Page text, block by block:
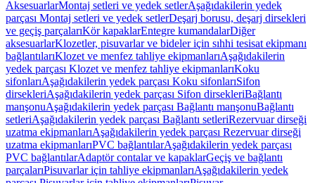
AksesuarlarMontaj setleri ve yedek setlerAşağıdakilerin yedek
parçası Montaj setleri ve yedek setlerDeşarj borusu, deşarj dirsekleri
ve geçiş parçalarıKör kapaklarEntegre kumandalarDiğer
aksesuarlarKlozetler, pisuvarlar ve bideler için sıhhi tesisat ekipmanı
bağlantılarıKlozet ve menfez tahliye ekipmanlarıAşağıdakilerin
yedek parçası Klozet ve menfez tahliye ekipmanlarıKoku
sifonlarıAşağıdakilerin yedek parçası Koku sifonlarıSifon
dirsekleriAşağıdakilerin yedek parçası Sifon dirsekleriBağlantı
manşonuAşağıdakilerin yedek parçası Bağlantı manşonuBağlantı
setleriAşağıdakilerin yedek parçası Bağlantı setleriRezervuar dirseği
uzatma ekipmanlarıAşağıdakilerin yedek parçası Rezervuar dirseği
uzatma ekipmanlarıPVC bağlantılarAşağıdakilerin yedek parçası
PVC bağlantılarAdaptör contalar ve kapaklarGeçiş ve bağlantı
parçalarıPisuvarlar için tahliye ekipmanlarıAşağıdakilerin yedek